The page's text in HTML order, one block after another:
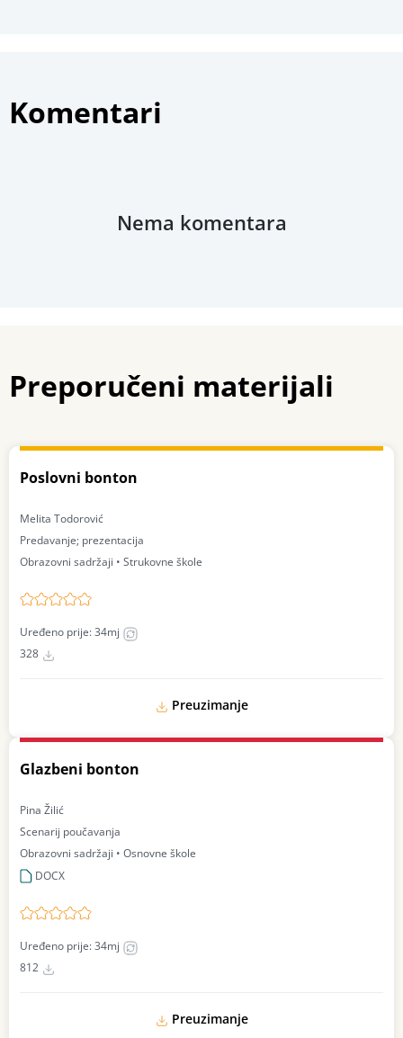
Komentari
Nema komentara
Preporučeni materijali
Poslovni bonton
Melita Todorović
Predavanje; prezentacija
Obrazovni sadržaji • Strukovne škole
Uređeno prije: 34mj
328
Preuzimanje
Glazbeni bonton
Pina Žilić
Scenarij poučavanja
Obrazovni sadržaji • Osnovne škole
DOCX
Uređeno prije: 34mj
812
Preuzimanje